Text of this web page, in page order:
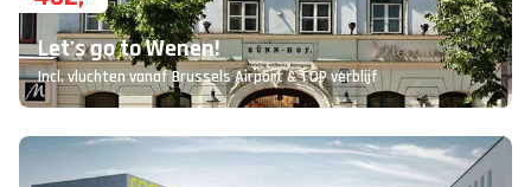
Let's go to Wenen!
Incl. vluchten vanaf Brussels Airport & TOP verblijf